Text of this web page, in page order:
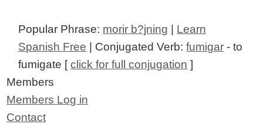
Popular Phrase: morir b?jning | Learn
Spanish Free | Conjugated Verb:fumigar - to
fumigate [click for full conjugation ]
Members
Members Log in
Contact